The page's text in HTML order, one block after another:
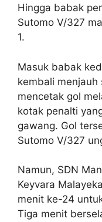
Hingga babak
Sutomo V/327
1.
Masuk babak
kembali
mencetak gol
kotak penalti
gawang. Gol
Sutomo V/327
Namun, SDN
Keyvara
menit ke-24
Tiga menit